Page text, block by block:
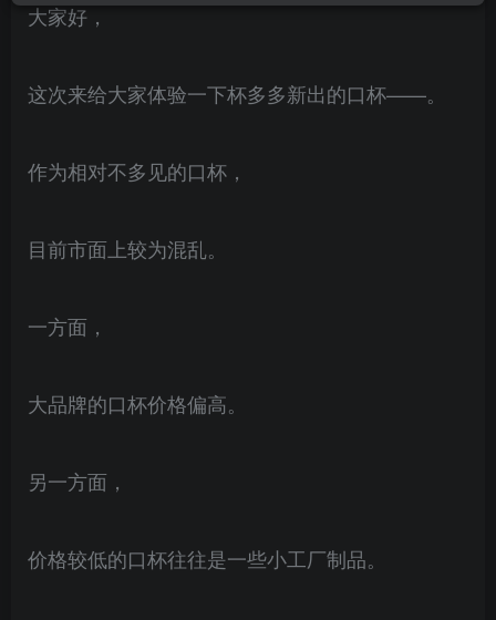
大家好，
这次来给大家体验一下杯多多新出的口杯——。
作为相对不多见的口杯，
目前市面上较为混乱。
一方面，
大品牌的口杯价格偏高。
另一方面，
价格较低的口杯往往是一些小工厂制品。